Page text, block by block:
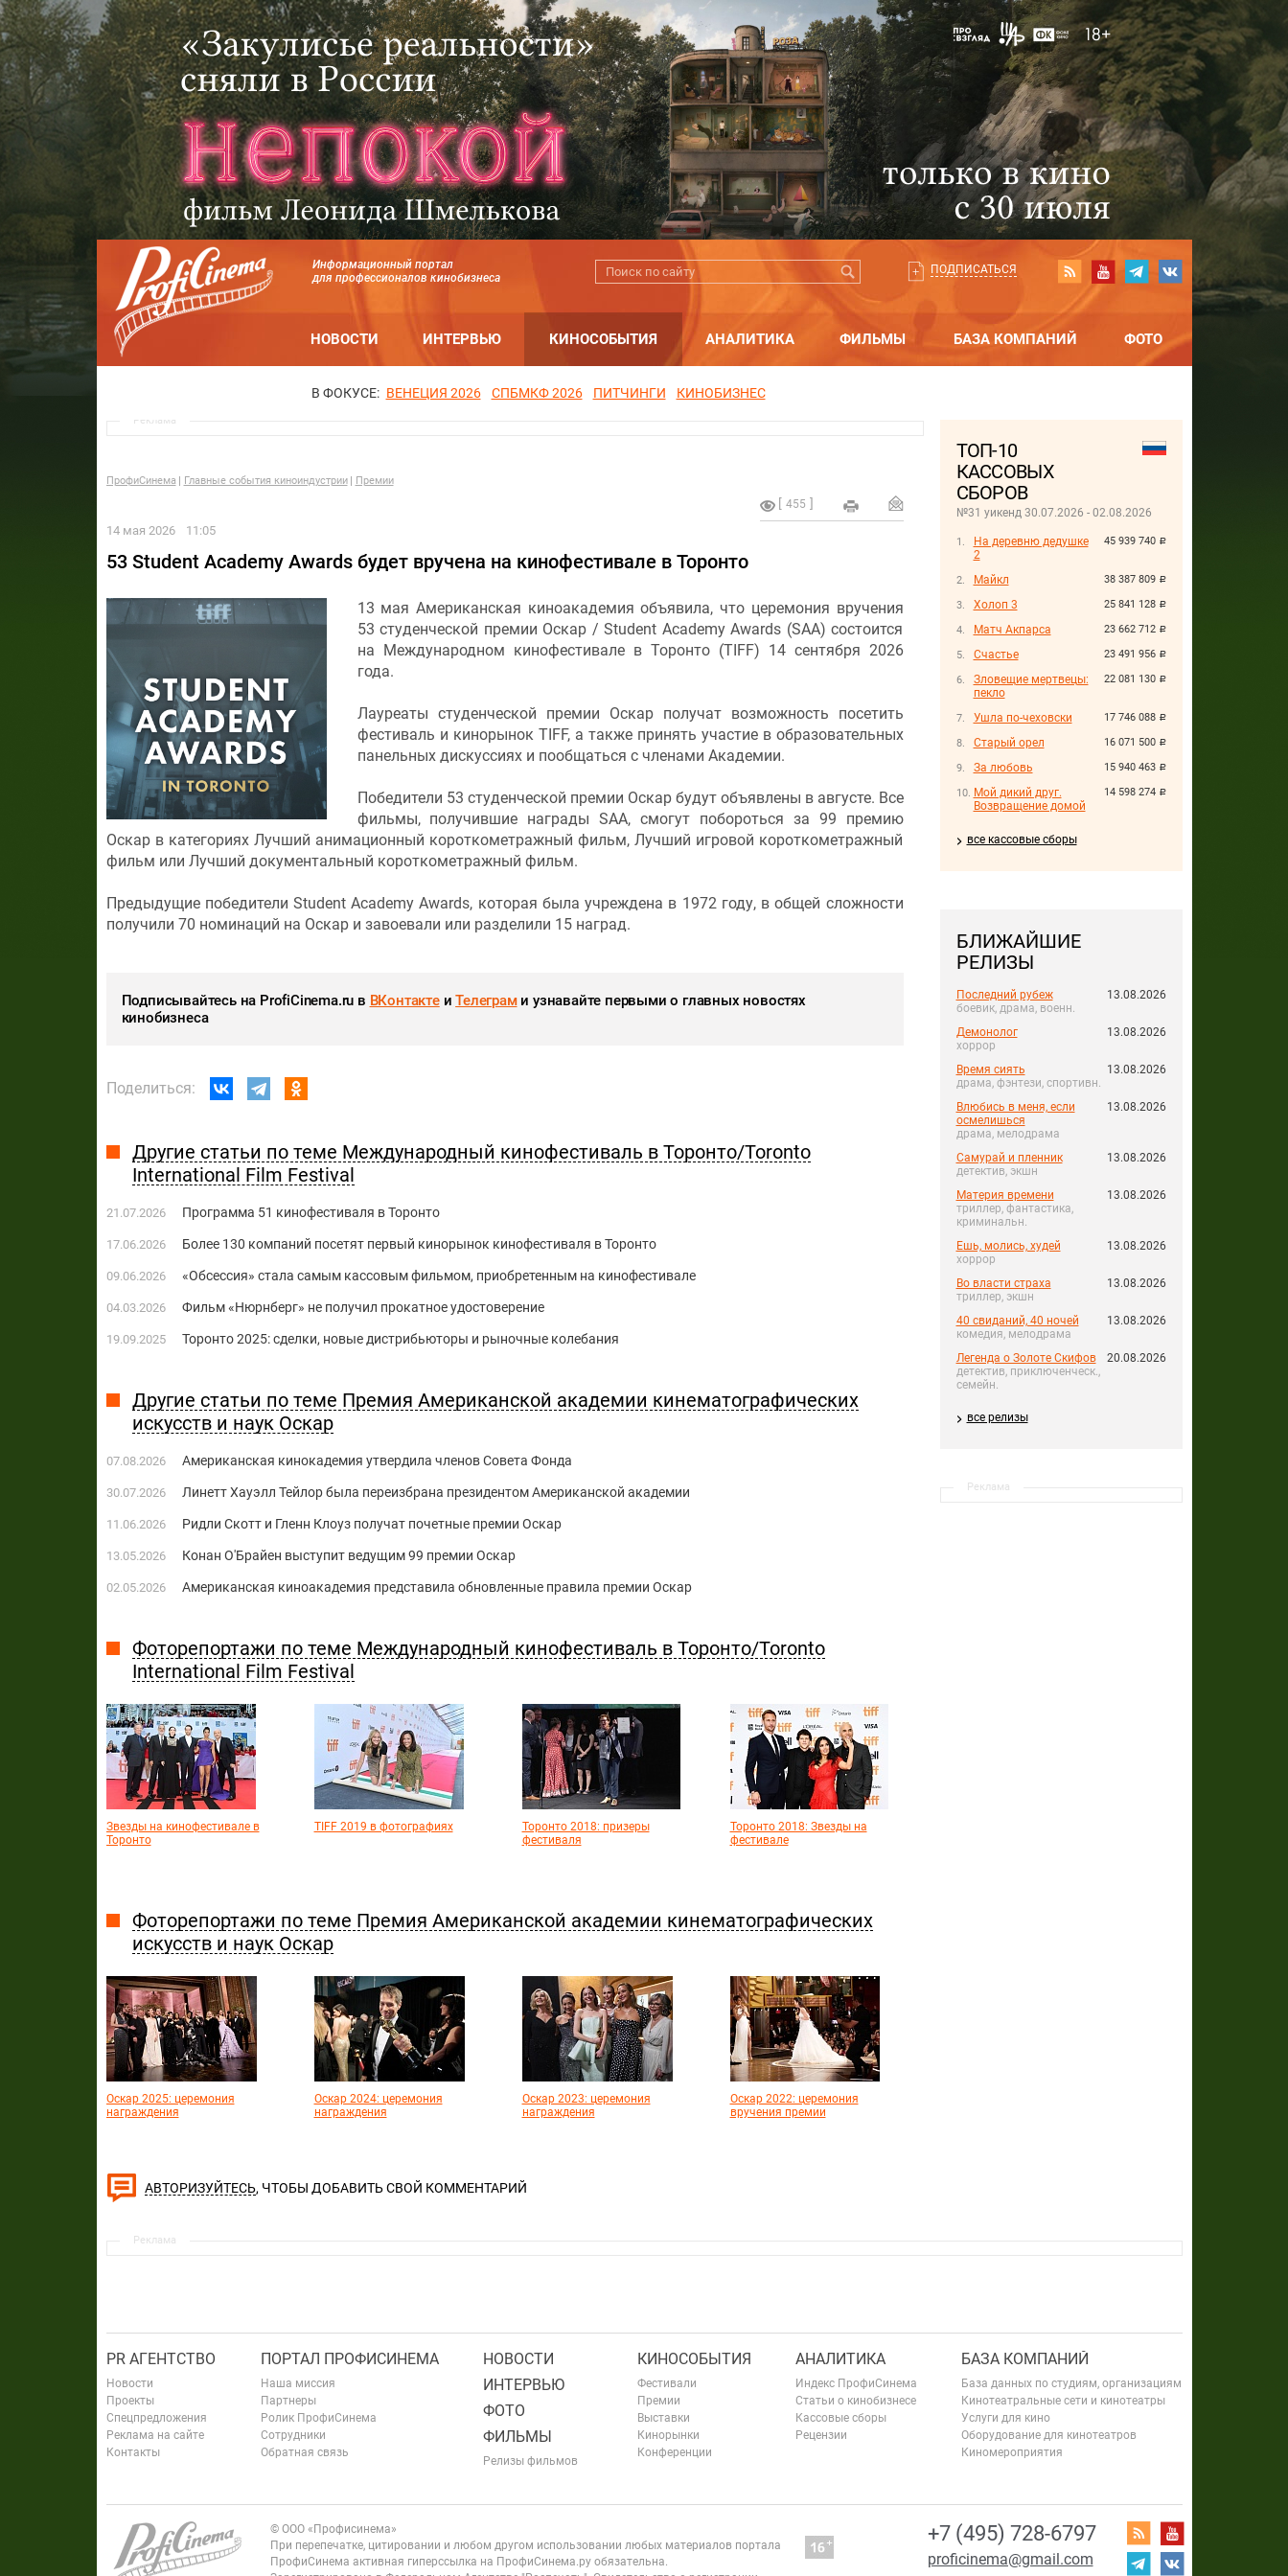
Информационный портал
для профессионалов кинобизнеса
ПОДПИСАТЬСЯ
НОВОСТИ ИНТЕРВЬЮ КИНОСОБЫТИЯ АНАЛИТИКА ФИЛЬМЫ БАЗА КОМПАНИЙ ФОТО
В ФОКУСЕ: ВЕНЕЦИЯ 2026 СПБМКФ 2026 ПИТЧИНГИ КИНОБИЗНЕС
ТОП-10
КАССОВЫХ
СБОРОВ
№31 уикенд 30.07.2026 - 02.08.2026
45 939 740 руб.
На деревню дедушке
2
38 387 809 руб.
Майкл
25 841 128 руб.
Холоп 3
23 662 712 руб.
Матч Акпарса
23 491 956 руб.
Счастье
22 081 130 руб.
Зловещие мертвецы:
пекло
17 746 088 руб.
Ушла по-чеховски
16 071 500 руб.
Старый орел
15 940 463 руб.
За любовь
14 598 274 руб.
Мой дикий друг.
Возвращение домой
все кассовые сборы
БЛИЖАЙШИЕ
РЕЛИЗЫ
Последний рубеж
боевик, драма, военн.
13.08.2026
Демонолог
хоррор
13.08.2026
Время сиять
драма, фэнтези, спортивн.
13.08.2026
Влюбись в меня, если
осмелишься
драма, мелодрама
13.08.2026
Самурай и пленник
детектив, экшн
13.08.2026
Материя времени
триллер, фантастика,
криминальн.
13.08.2026
Ешь, молись, худей
хоррор
13.08.2026
Во власти страха
триллер, экшн
13.08.2026
40 свиданий, 40 ночей
комедия, мелодрама
13.08.2026
Легенда о Золоте Скифов
детектив, приключенческ.,
семейн.
20.08.2026
все релизы
Реклама
Реклама
ПрофиСинема Главные события киноиндустрии Премии
455
14 мая 2026 11:05
53 Student Academy Awards будет вручена на кинофестивале в Торонто
13 мая Американская киноакадемия объявила, что церемония вручения
53 студенческой премии Оскар / Student Academy Awards (SAA) состоится
на Международном кинофестивале в Торонто (TIFF) 14 сентября 2026
года.
Лауреаты студенческой премии Оскар получат возможность посетить
фестиваль и кинорынок TIFF, а также принять участие в образовательных
панельных дискуссиях и пообщаться с членами Академии.
Победители 53 студенческой премии Оскар будут объявлены в августе. Все
фильмы, получившие награды SAA, смогут побороться за 99 премию
Оскар в категориях Лучший анимационный короткометражный фильм, Лучший игровой короткометражный
фильм или Лучший документальный короткометражный фильм.
Предыдущие победители Student Academy Awards, которая была учреждена в 1972 году, в общей сложности
получили 70 номинаций на Оскар и завоевали или разделили 15 наград.
Подписывайтесь на ProfiCinema.ru в ВКонтактеиТелеграми узнавайте первыми о главных новостях
кинобизнеса
Поделиться:
Другие статьи по теме Международный кинофестиваль в Торонто/Toronto
International Film Festival
21.07.2026 Программа 51 кинофестиваля в Торонто
17.06.2026 Более 130 компаний посетят первый кинорынок кинофестиваля в Торонто
09.06.2026 «Обсессия» стала самым кассовым фильмом, приобретенным на кинофестивале
04.03.2026 Фильм «Нюрнберг» не получил прокатное удостоверение
19.09.2025 Торонто 2025: сделки, новые дистрибьюторы и рыночные колебания
Другие статьи по теме Премия Американской академии кинематографических
искусств и наук Оскар
07.08.2026 Американская кинокадемия утвердила членов Совета Фонда
30.07.2026 Линетт Хауэлл Тейлор была переизбрана президентом Американской академии
11.06.2026 Ридли Скотт и Гленн Клоуз получат почетные премии Оскар
13.05.2026 Конан О'Брайен выступит ведущим 99 премии Оскар
02.05.2026 Американская киноакадемия представила обновленные правила премии Оскар
Фоторепортажи по теме Международный кинофестиваль в Торонто/Toronto
International Film Festival
Звезды на кинофестивале в
Торонто
TIFF 2019 в фотографиях
Торонто 2018: призеры
фестиваля
Торонто 2018: Звезды на
фестивале
Фоторепортажи по теме Премия Американской академии кинематографических
искусств и наук Оскар
Оскар 2025: церемония
награждения
Оскар 2024: церемония
награждения
Оскар 2023: церемония
награждения
Оскар 2022: церемония
вручения премии
АВТОРИЗУЙТЕСЬ, ЧТОБЫ ДОБАВИТЬ СВОЙ КОММЕНТАРИЙ
Реклама
PR АГЕНТСТВО
Новости
Проекты
Спецпредложения
Реклама на сайте
Контакты
ПОРТАЛ ПРОФИСИНЕМА
Наша миссия
Партнеры
Ролик ПрофиСинема
Сотрудники
Обратная связь
НОВОСТИ
ИНТЕРВЬЮ
ФОТО
ФИЛЬМЫ
Релизы фильмов
КИНОСОБЫТИЯ
Фестивали
Премии
Выставки
Кинорынки
Конференции
АНАЛИТИКА
Индекс ПрофиСинема
Статьи о кинобизнесе
Кассовые сборы
Рецензии
БАЗА КОМПАНИЙ
База данных по студиям, организациям
Кинотеатральные сети и кинотеатры
Услуги для кино
Оборудование для кинотеатров
Киномероприятия
+7 (495) 728-6797
proficinema@gmail.com
© ООО «Профисинема»
При перепечатке, цитировании и любом другом использовании любых материалов портала
ПрофиСинема активная гиперссылка на ПрофиСинема.ру обязательна.